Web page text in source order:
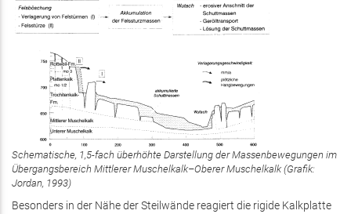
Schematische, 1,5-fach überhöhte Darstellung der Massenbewegungen im
Übergangsbereich Mittlerer Muschelkalk–Oberer Muschelkalk (Grafik:
Jordan, 1993)
Besonders in der Nähe der Steilwände reagiert die rigide Kalkplatte